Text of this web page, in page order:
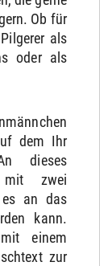
Ob für
als
oder als
dem Ihr
dieses
mit zwei
es an das
kann.
einem
zur